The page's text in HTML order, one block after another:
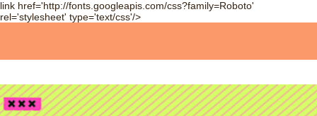
link href='http://fonts.googleapis.com/css?family=Roboto'
rel='stylesheet' type='text/css'/>